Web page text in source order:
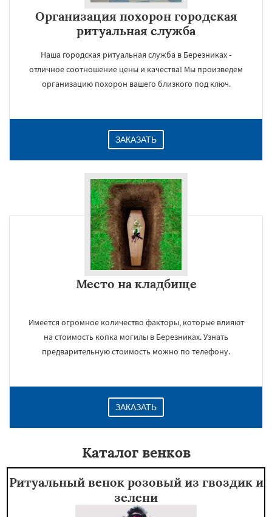
Организация похорон городская
ритуальная служба
Наша городская ритуальная служба в Березниках -
отличное соотношение цены и качества! Мы произведем
организацию похорон вашего близкого под ключ.
ЗАКАЗАТЬ
Место на кладбище
Имеется огромное количество факторы, которые влияют
на стоимость копка могилы в Березниках. Узнать
предварительную стоимость можно по телефону.
ЗАКАЗАТЬ
Каталог венков
Ритуальный венок розовый из гвоздик и
зелени